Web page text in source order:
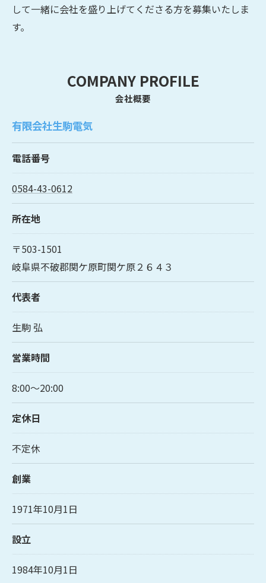
して一緒に会社を盛り上げてくださる方を募集いたしま
す。
COMPANY PROFILE
会社概要
有限会社生駒電気
電話番号
0584-43-0612
所在地
〒503-1501
岐阜県不破郡関ケ原町関ケ原２６４３
代表者
生駒 弘
営業時間
8:00～20:00
定休日
不定休
創業
1971年10月1日
設立
1984年10月1日